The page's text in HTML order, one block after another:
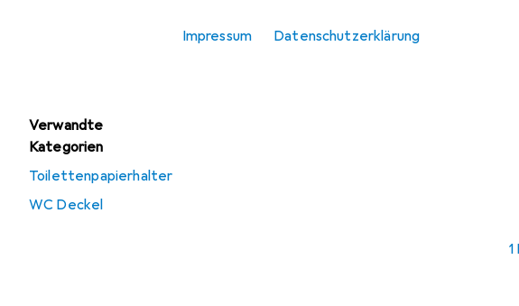
Impressum Datenschutzerklärung
Verwandte
Kategorien
Toilettenpapierhalter
WC Deckel
1